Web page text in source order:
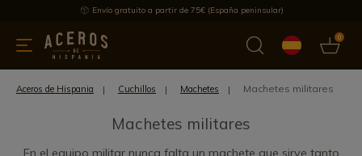
Envío gratuito a partir de 75€ (España peninsular)
0
menaje Ofertas Ultimas novedades Los más vendidos
Aceros de Hispania Cuchillos Machetes Machetes militares
Machetes militares
En el equipo militar nunca falta un machete que sirve tanto